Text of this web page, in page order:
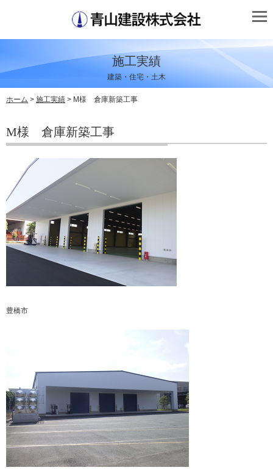
施工実績
建築・住宅・土木
ホーム > 施工実績 > M様 倉庫新築工事
M様 倉庫新築工事
豊橋市